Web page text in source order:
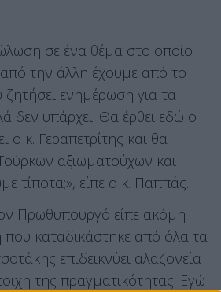
σε ένα θέμα στο οποίο
την άλλη έχουμε από το
ζητήσει ενημέρωση για τα
δεν υπάρχει. Θα έρθει εδώ ο
ο κ. Γεραπετρίτης και θα
αξιωματούχων και
τίποτα;», είπε ο κ. Παππάς.
Πρωθυπουργό είπε ακόμη
που καταδικάστηκε από όλα τα
επιδεικνύει αλαζονεία
της πραγματικότητας. Εγώ